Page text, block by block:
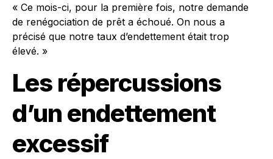
« Ce mois-ci, pour la première fois, notre demande
de renégociation de prêt a échoué. On nous a
précisé que notre taux d’endettement était trop
élevé. »
Les répercussions
d’un endettement
excessif